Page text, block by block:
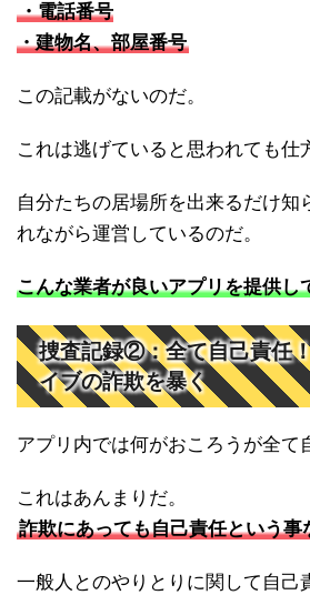
・電話番号
・建物名、部屋番号
この記載がないのだ。
これは逃げていると思われても仕
自分たちの居場所を出来るだけ知
れながら運営しているのだ。
こんな業者が良いアプリを提供し
捜査記録②：全て自己責任
イブの詐欺を暴く
アプリ内では何がおころうが全て
これはあんまりだ。
詐欺にあっても自己責任という事
一般人とのやりとりに関して自己